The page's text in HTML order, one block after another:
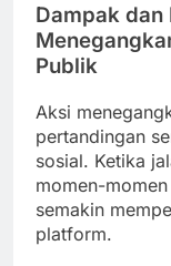
Dampak dan
Publik
Aksi
pertandingan
sosial. Ketika
momen-
semakin
platform.